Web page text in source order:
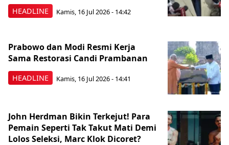
HEADLINE Kamis, 16 Jul 2026 - 14:42
HEADLINE
Prabowo dan Modi Resmi Kerja
Sama Restorasi Candi Prambanan
Kamis, 16 Jul 2026 - 14:41
John Herdman Bikin Terkejut! Para
Pemain Seperti Tak Takut Mati Demi
Lolos Seleksi, Marc Klok Dicoret?